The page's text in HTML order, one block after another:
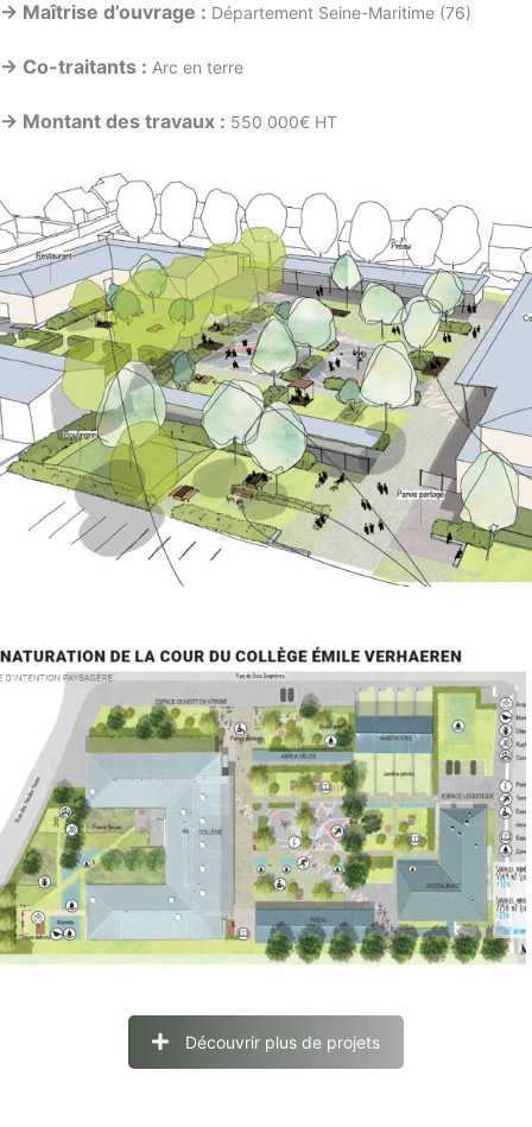
→ Maîtrise d’ouvrage : Département Seine-Maritime (76)
→ Co-traitants : Arc en terre
→ Montant des travaux : 550 000€ HT
Découvrir plus de projets